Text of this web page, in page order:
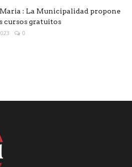
: La Municipalidad propone
cursos gratuitos
0